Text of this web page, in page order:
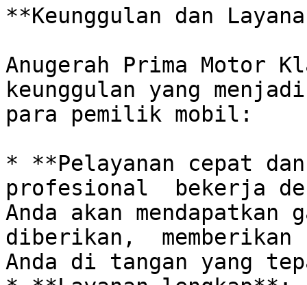
**Keunggulan dan
Anugerah Prima Motor
keunggulan yang
para pemilik mobil:
* **Pelayanan cepat
profesional  bekerja
Anda akan
diberikan,  memberikan
Anda di tangan yang